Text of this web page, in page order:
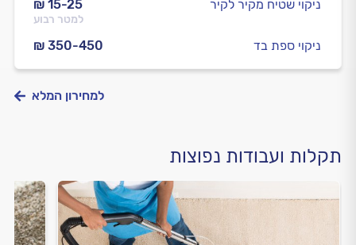
₪ 15-25
למטר רבוע
ניקוי שטיח מקיר לקיר
₪ 350-450 ניקוי ספת בד
למחירון המלא
תקלות ועבודות נפוצות